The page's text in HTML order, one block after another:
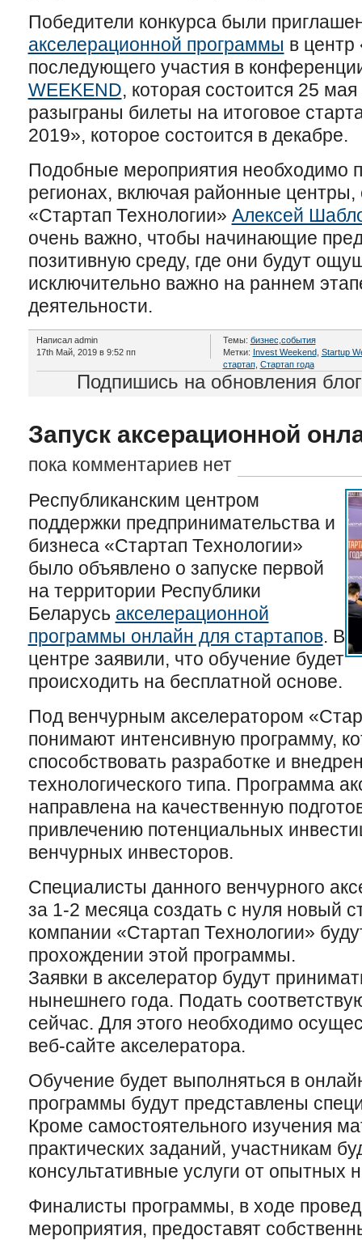
Победители конкурса были
акселерационной программы в центр
последующего участия в
WEEKEND, которая состоится 25
разыграны билеты на итоговое
2019», которое состоится в декабре.
Подобные мероприятия необходимо
регионах, включая районные центры,
«Стартап Технологии» Алексей
очень важно, чтобы начинающие
позитивную среду, где они будут
исключительно важно на раннем
деятельности.
Написал admin
17th Май, 2019 в 9:52 пп
Темы: бизнес события
Метки: Invest Weekend, Startup
стартап, Стартап года
Подпишись на обновления
Запуск аксерационной
пока комментариев нет
Республиканским центром
поддержки предпринимательства и
бизнеса «Стартап Технологии»
было объявлено о запуске первой
на территории Республики
Беларусь акселерационной
программы онлайн для стартапов. В
центре заявили, что обучение будет
происходить на бесплатной основе.
Под венчурным акселератором
понимают интенсивную программу,
способствовать разработке и
технологического типа. Программа
направлена на качественную
привлечению потенциальных
венчурных инвесторов.
Специалисты данного венчурного
за 1-2 месяца создать с нуля новый
компании «Стартап Технологии»
прохождении этой программы.
Заявки в акселератор будут
нынешнего года. Подать
сейчас. Для этого необходимо
веб-сайте акселератора.
Обучение будет выполняться в
программы будут представлены
Кроме самостоятельного изучения
практических заданий, участникам
консультативные услуги от опытных
Финалисты программы, в ходе
мероприятия, предоставят